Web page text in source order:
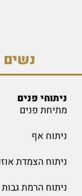
נשים
ניתוחי פנים
מתיחת פנים
ניתוח אף
ניתוח הצמדת
ניתוח הרמת גבות